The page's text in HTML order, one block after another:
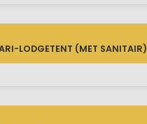
(MET SANITAIR)
LODGETENT (MET SANITAIR)